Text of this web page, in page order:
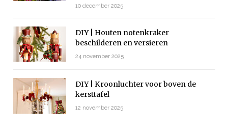
10 december 2025
DIY | Houten notenkraker
beschilderen en versieren
24 november 2025
DIY | Kroonluchter voor boven de
kersttafel
12 november 2025